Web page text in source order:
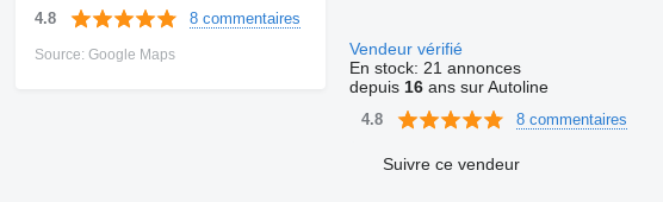
4.8 8 commentaires
Source: Google Maps
Vendeur vérifié
En stock: 21 annonces
depuis 16ans sur Autoline
4.8 8 commentaires
Suivre ce vendeur